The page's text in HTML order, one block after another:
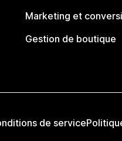
Marketing et
Gestion de boutique
de service